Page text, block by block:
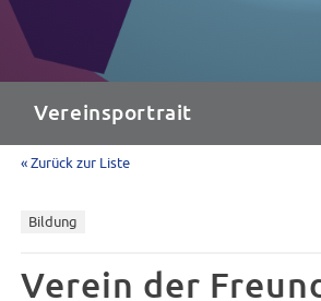
Vereinsportrait
« Zurück zur Liste
Bildung
Verein der